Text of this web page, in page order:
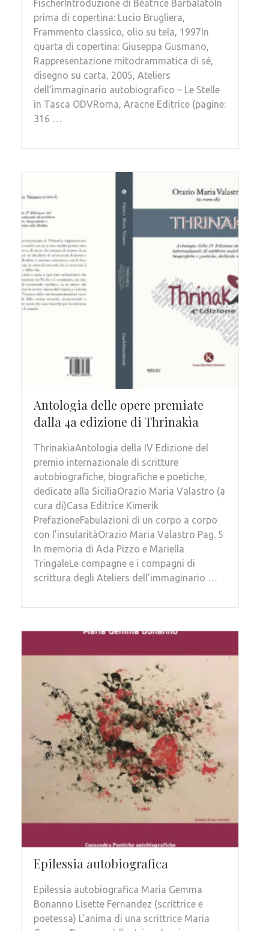
FischerIntroduzione di Beatrice BarbalatoIn
prima di copertina: Lucio Brugliera,
Frammento classico, olio su tela, 1997In
quarta di copertina: Giuseppa Gusmano,
Rappresentazione mitodrammatica di sé,
disegno su carta, 2005, Ateliers
dell’immaginario autobiografico – Le Stelle
in Tasca ODVRoma, Aracne Editrice (pagine:
316 …
Antologia delle opere premiate
dalla 4a edizione di Thrinakìa
ThrinakìaAntologia della IV Edizione del
premio internazionale di scritture
autobiografiche, biografiche e poetiche,
dedicate alla SiciliaOrazio Maria Valastro (a
cura di)Casa Editrice Kimerik
PrefazioneFabulazioni di un corpo a corpo
con l’insularitàOrazio Maria Valastro Pag. 5
In memoria di Ada Pizzo e Mariella
TringaleLe compagne e i compagni di
scrittura degli Ateliers dell’immaginario …
Epilessia autobiografica
Epilessia autobiografica Maria Gemma
Bonanno Lisette Fernandez (scrittrice e
poetessa) L’anima di una scrittrice Maria